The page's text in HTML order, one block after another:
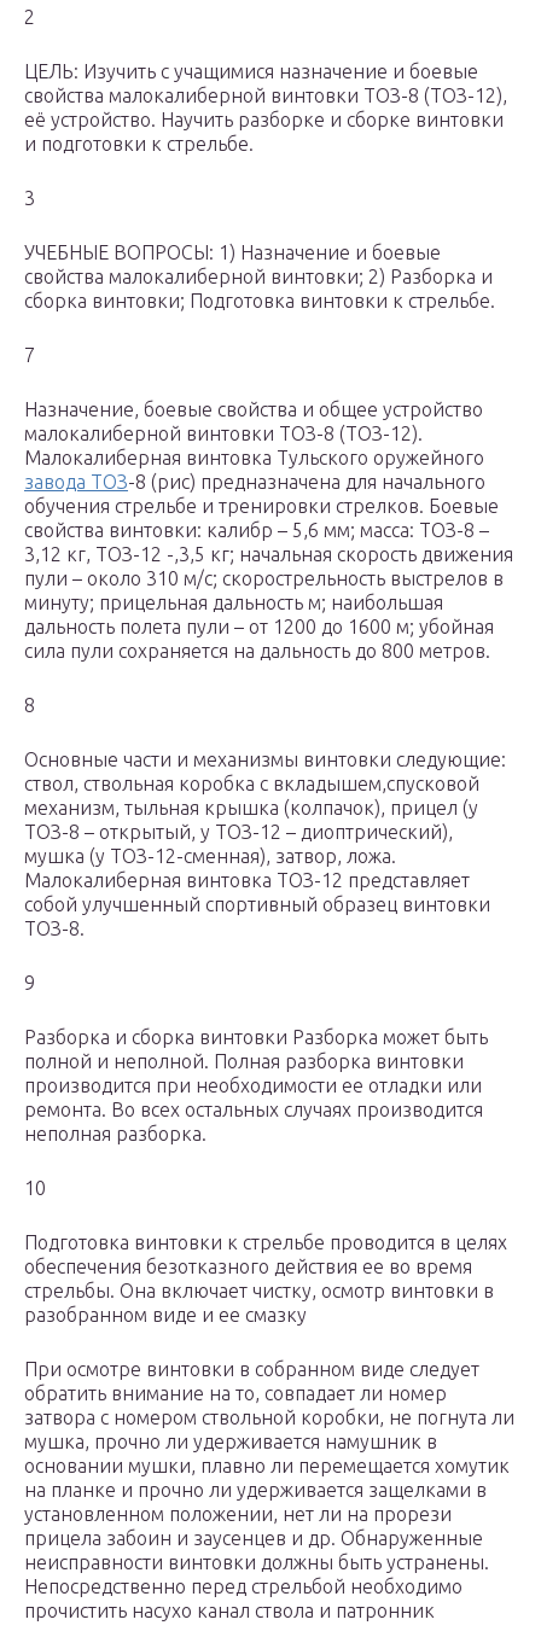
2
ЦЕЛЬ: Изучить с учащимися назначение и боевые
свойства малокалиберной винтовки ТОЗ-8 (ТОЗ-12),
её устройство. Научить разборке и сборке винтовки
и подготовки к стрельбе.
3
УЧЕБНЫЕ ВОПРОСЫ: 1) Назначение и боевые
свойства малокалиберной винтовки; 2) Разборка и
сборка винтовки; Подготовка винтовки к стрельбе.
7
Назначение, боевые свойства и общее устройство
малокалиберной винтовки ТОЗ-8 (ТОЗ-12).
Малокалиберная винтовка Тульского оружейного
завода ТОЗ-8 (рис) предназначена для начального
обучения стрельбе и тренировки стрелков. Боевые
свойства винтовки: калибр – 5,6 мм; масса: ТОЗ-8 –
3,12 кг, ТОЗ-12 -,3,5 кг; начальная скорость движения
пули – около 310 м/с; скорострельность выстрелов в
минуту; прицельная дальность м; наибольшая
дальность полета пули – от 1200 до 1600 м; убойная
сила пули сохраняется на дальность до 800 метров.
8
Основные части и механизмы винтовки следующие:
ствол, ствольная коробка с вкладышем,спусковой
механизм, тыльная крышка (колпачок), прицел (у
ТОЗ-8 – открытый, у ТОЗ-12 – диоптрический),
мушка (у ТОЗ-12-сменная), затвор, ложа.
Малокалиберная винтовка ТОЗ-12 представляет
собой улучшенный спортивный образец винтовки
ТОЗ-8.
9
Разборка и сборка винтовки Разборка может быть
полной и неполной. Полная разборка винтовки
производится при необходимости ее отладки или
ремонта. Во всех остальных случаях производится
неполная разборка.
10
Подготовка винтовки к стрельбе проводится в целях
обеспечения безотказного действия ее во время
стрельбы. Она включает чистку, осмотр винтовки в
разобранном виде и ее смазку
При осмотре винтовки в собранном виде следует
обратить внимание на то, совпадает ли номер
затвора с номером ствольной коробки, не погнута ли
мушка, прочно ли удерживается намушник в
основании мушки, плавно ли перемещается хомутик
на планке и прочно ли удерживается защелками в
установленном положении, нет ли на прорези
прицела забоин и заусенцев и др. Обнаруженные
неисправности винтовки должны быть устранены.
Непосредственно перед стрельбой необходимо
прочистить насухо канал ствола и патронник